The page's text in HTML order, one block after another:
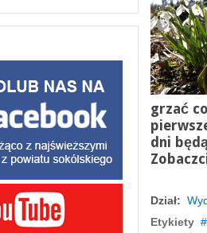
grzać
dni
Dział:
Etykiety